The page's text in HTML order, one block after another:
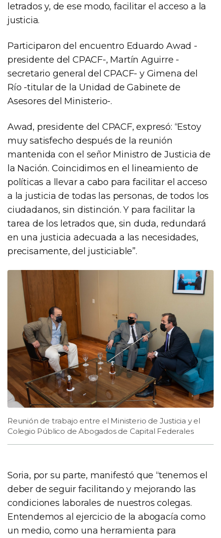
letrados y, de ese modo, facilitar el acceso a la
justicia.
Participaron del encuentro Eduardo Awad -
presidente del CPACF-, Martín Aguirre -
secretario general del CPACF- y Gimena del
Río -titular de la Unidad de Gabinete de
Asesores del Ministerio-.
Awad, presidente del CPACF, expresó: “Estoy
muy satisfecho después de la reunión
mantenida con el señor Ministro de Justicia de
la Nación. Coincidimos en el lineamiento de
políticas a llevar a cabo para facilitar el acceso
a la justicia de todas las personas, de todos los
ciudadanos, sin distinción. Y para facilitar la
tarea de los letrados que, sin duda, redundará
en una justicia adecuada a las necesidades,
precisamente, del justiciable”.
Reunión de trabajo entre el Ministerio de Justicia y el
Colegio Público de Abogados de Capital Federales
Soria, por su parte, manifestó que “tenemos el
deber de seguir facilitando y mejorando las
condiciones laborales de nuestros colegas.
Entendemos al ejercicio de la abogacía como
un medio, como una herramienta para